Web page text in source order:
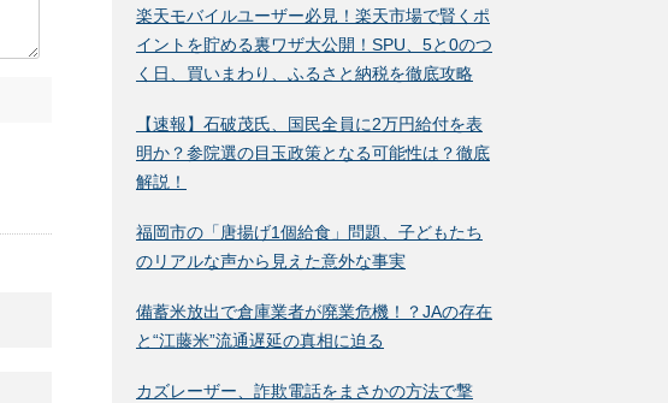
楽天モバイルユーザー必見！楽天市場で賢くポ
イントを貯める裏ワザ大公開！SPU、5と0のつ
く日、買いまわり、ふるさと納税を徹底攻略
【速報】石破茂氏、国民全員に2万円給付を表
明か？参院選の目玉政策となる可能性は？徹底
解説！
福岡市の「唐揚げ1個給食」問題、子どもたち
のリアルな声から見えた意外な事実
備蓄米放出で倉庫業者が廃業危機！？JAの存在
と“江藤米”流通遅延の真相に迫る
カズレーザー、詐欺電話をまさかの方法で撃